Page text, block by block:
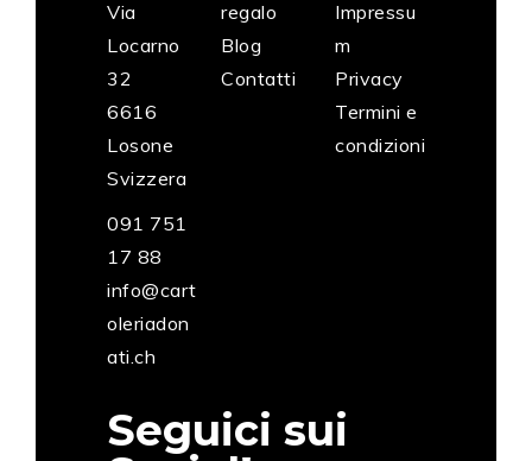
Via
Locarno
32
6616
Losone
Svizzera
091 751
17 88
info@cart
oleriadon
ati.ch
regalo
Blog
Contatti
Impressu
m
Privacy
Termini e
condizioni
Seguici sui